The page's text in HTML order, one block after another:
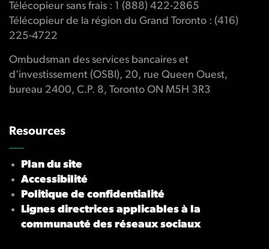
Télécopieur sans frais : 1 (888) 422-2865
Télécopieur de la région du Grand Toronto : (416)
225-4722
Ombudsman des services bancaires et
d'investissement (OSBI), 20, rue Queen Ouest,
bureau 2400, C.P. 8, Toronto ON M5H 3R3
Resources
Plan du site
Accessibilité
Politique de confidentialité
Lignes directrices applicables à la
communauté des réseaux sociaux